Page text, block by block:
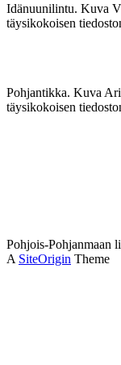
Idänuunilintu. Kuva
täysikokoisen
Pohjantikka. Kuva
täysikokoisen
Pohjois-Pohjanmaan
A SiteOrigin Theme